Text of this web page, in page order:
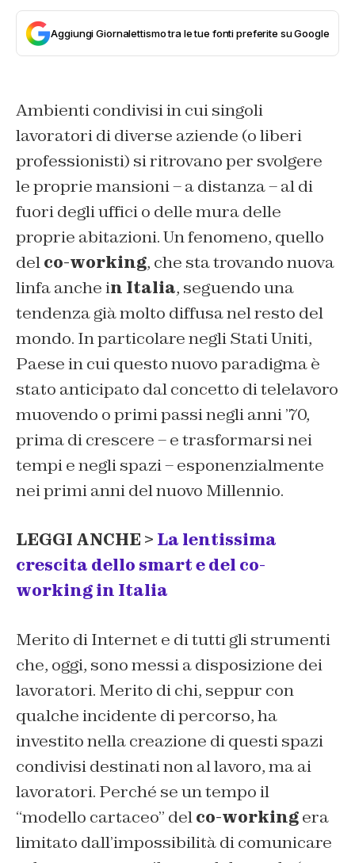
Aggiungi Giornalettismo tra le tue fonti preferite su Google
Ambienti condivisi in cui singoli
lavoratori di diverse aziende (o liberi
professionisti) si ritrovano per svolgere
le proprie mansioni – a distanza – al di
fuori degli uffici o delle mura delle
proprie abitazioni. Un fenomeno, quello
delco-working, che sta trovando nuova
linfa anche in Italia, seguendo una
tendenza già molto diffusa nel resto del
mondo. In particolare negli Stati Uniti,
Paese in cui questo nuovo paradigma è
stato anticipato dal concetto di telelavoro
muovendo o primi passi negli anni ’70,
prima di crescere – e trasformarsi nei
tempi e negli spazi – esponenzialmente
nei primi anni del nuovo Millennio.
LEGGI ANCHE > La lentissima
crescita dello smart e del co-
working in Italia
Merito di Internet e di tutti gli strumenti
che, oggi, sono messi a disposizione dei
lavoratori. Merito di chi, seppur con
qualche incidente di percorso, ha
investito nella creazione di questi spazi
condivisi destinati non al lavoro, ma ai
lavoratori. Perché se un tempo il
“modello cartaceo” delco-workingera
limitato dall’impossibilità di comunicare